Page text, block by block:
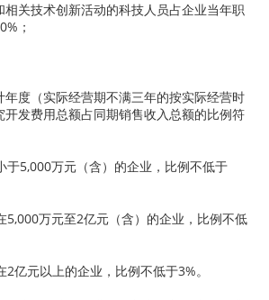
相关技术创新活动的科技人员占企业当年职
；
年度（实际经营期不满三年的按实际经营时
开发费用总额占同期销售收入总额的比例符
于5,000万元（含）的企业，比例不低于
5,000万元至2亿元（含）的企业，比例不低
亿元以上的企业，比例不低于3%。